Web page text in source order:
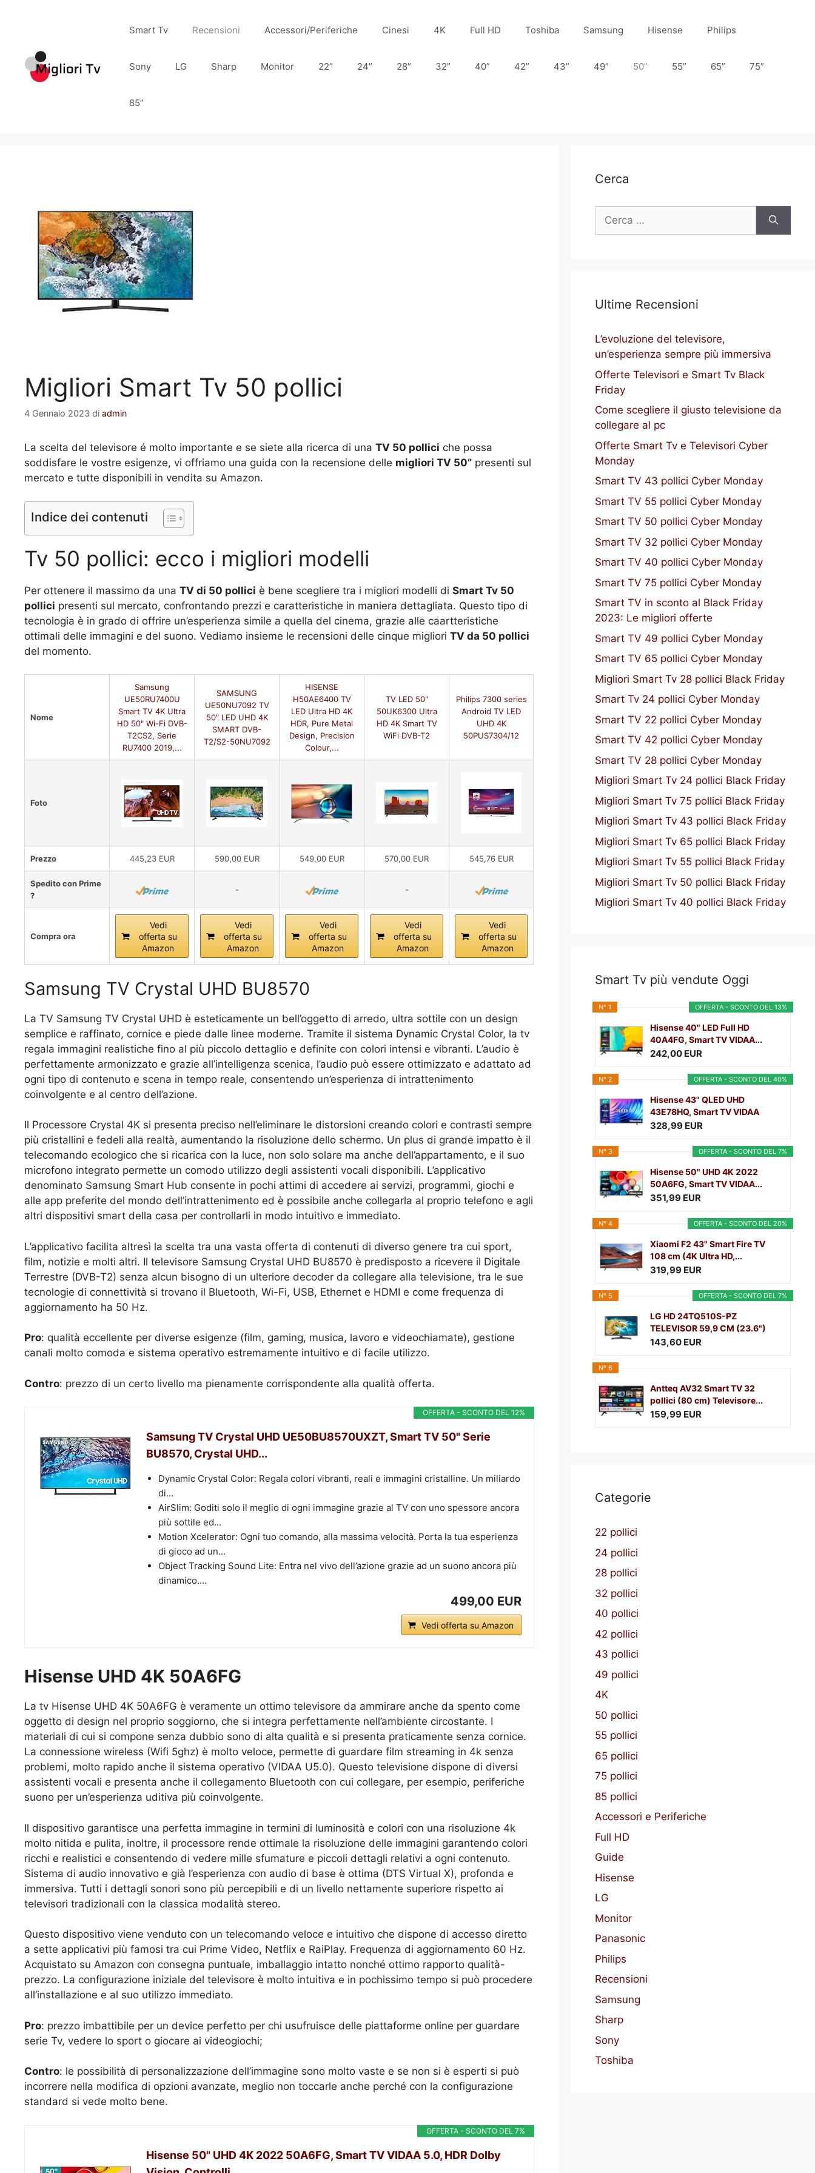
Smart Tv Recensioni Accessori/Periferiche Cinesi 4K Full HD Toshiba Samsung Hisense Philips
Sony LG Sharp Monitor 22” 24” 28” 32” 40” 42” 43” 49” 50” 55” 65” 75”
85”
Migliori Smart Tv 50 pollici
4 Gennaio 2023 di admin
La scelta del televisore é molto importante e se siete alla ricerca di una TV 50 pollici che possa
soddisfare le vostre esigenze, vi offriamo una guida con la recensione delle migliori TV 50” presenti sul
mercato e tutte disponibili in vendita su Amazon.
Indice dei contenuti
Tv 50 pollici: ecco i migliori modelli
Per ottenere il massimo da una TV di 50 pollici è bene scegliere tra i migliori modelli di Smart Tv 50
pollici presenti sul mercato, confrontando prezzi e caratteristiche in maniera dettagliata. Questo tipo di
tecnologia è in grado di offrire un’esperienza simile a quella del cinema, grazie alle caartteristiche
ottimali delle immagini e del suono. Vediamo insieme le recensioni delle cinque migliori TV da 50 pollici
del momento.
Nome
Samsung
UE50RU7400U
Smart TV 4K Ultra
HD 50" Wi-Fi DVB-
T2CS2, Serie
RU7400 2019,...
SAMSUNG
UE50NU7092 TV
50" LED UHD 4K
SMART DVB-
T2/S2-50NU7092
HISENSE
H50AE6400 TV
LED Ultra HD 4K
HDR, Pure Metal
Design, Precision
Colour,...
TV LED 50"
50UK6300 Ultra
HD 4K Smart TV
WiFi DVB-T2
Philips 7300 series
Android TV LED
UHD 4K
50PUS7304/12
Foto
Prezzo 445,23 EUR 590,00 EUR 549,00 EUR 570,00 EUR 545,76 EUR
Spedito con Prime
?
- -
Compra ora
Vedi
offerta su
Amazon
Vedi
offerta su
Amazon
Vedi
offerta su
Amazon
Vedi
offerta su
Amazon
Vedi
offerta su
Amazon
Samsung TV Crystal UHD BU8570
La TV Samsung TV Crystal UHD è esteticamente un bell’oggetto di arredo, ultra sottile con un design
semplice e raffinato, cornice e piede dalle linee moderne. Tramite il sistema Dynamic Crystal Color, la tv
regala immagini realistiche fino al più piccolo dettaglio e definite con colori intensi e vibranti. L’audio è
perfettamente armonizzato e grazie all’intelligenza scenica, l’audio può essere ottimizzato e adattato ad
ogni tipo di contenuto e scena in tempo reale, consentendo un’esperienza di intrattenimento
coinvolgente e al centro dell’azione.
Il Processore Crystal 4K si presenta preciso nell’eliminare le distorsioni creando colori e contrasti sempre
più cristallini e fedeli alla realtà, aumentando la risoluzione dello schermo. Un plus di grande impatto è il
telecomando ecologico che si ricarica con la luce, non solo solare ma anche dell’appartamento, e il suo
microfono integrato permette un comodo utilizzo degli assistenti vocali disponibili. L’applicativo
denominato Samsung Smart Hub consente in pochi attimi di accedere ai servizi, programmi, giochi e
alle app preferite del mondo dell’intrattenimento ed è possibile anche collegarla al proprio telefono e agli
altri dispositivi smart della casa per controllarli in modo intuitivo e immediato.
L’applicativo facilita altresì la scelta tra una vasta offerta di contenuti di diverso genere tra cui sport,
film, notizie e molti altri. Il televisore Samsung Crystal UHD BU8570 è predisposto a ricevere il Digitale
Terrestre (DVB-T2) senza alcun bisogno di un ulteriore decoder da collegare alla televisione, tra le sue
tecnologie di connettività si trovano il Bluetooth, Wi-Fi, USB, Ethernet e HDMI e come frequenza di
aggiornamento ha 50 Hz.
Pro: qualità eccellente per diverse esigenze (film, gaming, musica, lavoro e videochiamate), gestione
canali molto comoda e sistema operativo estremamente intuitivo e di facile utilizzo.
Contro: prezzo di un certo livello ma pienamente corrispondente alla qualità offerta.
OFFERTA - SCONTO DEL 12%
Samsung TV Crystal UHD UE50BU8570UXZT, Smart TV 50" Serie
BU8570, Crystal UHD...
Dynamic Crystal Color: Regala colori vibranti, reali e immagini cristalline. Un miliardo
di...
AirSlim: Goditi solo il meglio di ogni immagine grazie al TV con uno spessore ancora
più sottile ed...
Motion Xcelerator: Ogni tuo comando, alla massima velocità. Porta la tua esperienza
di gioco ad un...
Object Tracking Sound Lite: Entra nel vivo dell’azione grazie ad un suono ancora più
dinamico....
499,00 EUR
Vedi offerta su Amazon
Hisense UHD 4K 50A6FG
La tv Hisense UHD 4K 50A6FG è veramente un ottimo televisore da ammirare anche da spento come
oggetto di design nel proprio soggiorno, che si integra perfettamente nell’ambiente circostante. I
materiali di cui si compone senza dubbio sono di alta qualità e si presenta praticamente senza cornice.
La connessione wireless (Wifi 5ghz) è molto veloce, permette di guardare film streaming in 4k senza
problemi, molto rapido anche il sistema operativo (VIDAA U5.0). Questo televisione dispone di diversi
assistenti vocali e presenta anche il collegamento Bluetooth con cui collegare, per esempio, periferiche
suono per un’esperienza uditiva più coinvolgente.
Il dispositivo garantisce una perfetta immagine in termini di luminosità e colori con una risoluzione 4k
molto nitida e pulita, inoltre, il processore rende ottimale la risoluzione delle immagini garantendo colori
ricchi e realistici e consentendo di vedere mille sfumature e piccoli dettagli relativi a ogni contenuto.
Sistema di audio innovativo e già l’esperienza con audio di base è ottima (DTS Virtual X), profonda e
immersiva. Tutti i dettagli sonori sono più percepibili e di un livello nettamente superiore rispetto ai
televisori tradizionali con la classica modalità stereo.
Questo dispositivo viene venduto con un telecomando veloce e intuitivo che dispone di accesso diretto
a sette applicativi più famosi tra cui Prime Video, Netflix e RaiPlay. Frequenza di aggiornamento 60 Hz.
Acquistato su Amazon con consegna puntuale, imballaggio intatto nonché ottimo rapporto qualità-
prezzo. La configurazione iniziale del televisore è molto intuitiva e in pochissimo tempo si può procedere
all’installazione e al suo utilizzo immediato.
Pro: prezzo imbattibile per un device perfetto per chi usufruisce delle piattaforme online per guardare
serie Tv, vedere lo sport o giocare ai videogiochi;
Contro: le possibilità di personalizzazione dell’immagine sono molto vaste e se non si è esperti si può
incorrere nella modifica di opzioni avanzate, meglio non toccarle anche perché con la configurazione
standard si vede molto bene.
OFFERTA - SCONTO DEL 7%
Hisense 50" UHD 4K 2022 50A6FG, Smart TV VIDAA 5.0, HDR Dolby
Cerca
Ricerca
Ultime Recensioni
L’evoluzione del televisore,
un’esperienza sempre più immersiva
Offerte Televisori e Smart Tv Black
Friday
Come scegliere il giusto televisione da
collegare al pc
Offerte Smart Tv e Televisori Cyber
Monday
Smart TV 43 pollici Cyber Monday
Smart TV 55 pollici Cyber Monday
Smart TV 50 pollici Cyber Monday
Smart TV 32 pollici Cyber Monday
Smart TV 40 pollici Cyber Monday
Smart TV 75 pollici Cyber Monday
Smart TV in sconto al Black Friday
2023: Le migliori offerte
Smart TV 49 pollici Cyber Monday
Smart TV 65 pollici Cyber Monday
Migliori Smart Tv 28 pollici Black Friday
Smart Tv 24 pollici Cyber Monday
Smart TV 22 pollici Cyber Monday
Smart TV 42 pollici Cyber Monday
Smart TV 28 pollici Cyber Monday
Migliori Smart Tv 24 pollici Black Friday
Migliori Smart Tv 75 pollici Black Friday
Migliori Smart Tv 43 pollici Black Friday
Migliori Smart Tv 65 pollici Black Friday
Migliori Smart Tv 55 pollici Black Friday
Migliori Smart Tv 50 pollici Black Friday
Migliori Smart Tv 40 pollici Black Friday
Smart Tv più vendute Oggi
OFFERTA - SCONTO DEL 13%
N° 1
Hisense 40" LED Full HD
40A4FG, Smart TV VIDAA...
242,00 EUR
OFFERTA - SCONTO DEL 40%
N° 2
Hisense 43" QLED UHD
43E78HQ, Smart TV VIDAA
5.0,...
328,99 EUR
OFFERTA - SCONTO DEL 7%
N° 3
Hisense 50" UHD 4K 2022
50A6FG, Smart TV VIDAA...
351,99 EUR
OFFERTA - SCONTO DEL 20%
N° 4
Xiaomi F2 43" Smart Fire TV
108 cm (4K Ultra HD,...
319,99 EUR
OFFERTA - SCONTO DEL 7%
N° 5
LG HD 24TQ510S-PZ
TELEVISOR 59,9 CM (23.6")
SMART...
143,60 EUR
N° 6
Antteq AV32 Smart TV 32
pollici (80 cm) Televisore...
159,99 EUR
Categorie
22 pollici
24 pollici
28 pollici
32 pollici
40 pollici
42 pollici
43 pollici
49 pollici
4K
50 pollici
55 pollici
65 pollici
75 pollici
85 pollici
Accessori e Periferiche
Full HD
Guide
Hisense
LG
Monitor
Panasonic
Philips
Recensioni
Samsung
Sharp
Sony
Toshiba